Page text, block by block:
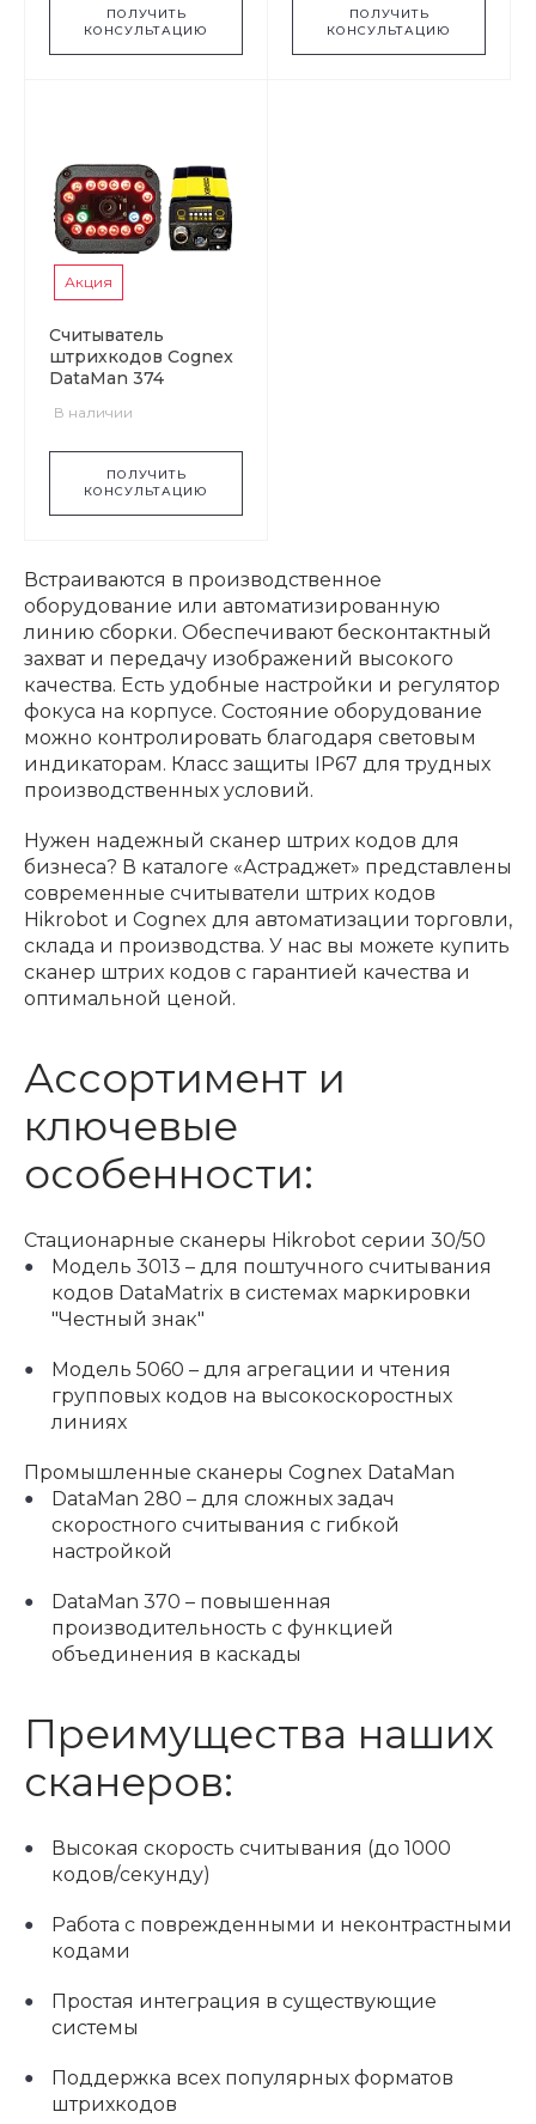
ПОЛУЧИТЬ
КОНСУЛЬТАЦИЮ
ПОЛУЧИТЬ
КОНСУЛЬТАЦИЮ
Акция
Считыватель
штрихкодов Cognex
DataMan 374
В наличии
ПОЛУЧИТЬ
КОНСУЛЬТАЦИЮ
Встраиваются в производственное
оборудование или автоматизированную
линию сборки. Обеспечивают бесконтактный
захват и передачу изображений высокого
качества. Есть удобные настройки и регулятор
фокуса на корпусе. Состояние оборудование
можно контролировать благодаря световым
индикаторам. Класс защиты IP67 для трудных
производственных условий.
Нужен надежный сканер штрих кодов для
бизнеса? В каталоге «Астраджет» представлены
современные считыватели штрих кодов
Hikrobot и Cognex для автоматизации торговли,
склада и производства. У нас вы можете купить
сканер штрих кодов с гарантией качества и
оптимальной ценой.
Ассортимент и
ключевые
особенности:
Стационарные сканеры Hikrobot серии 30/50
Модель 3013 – для поштучного считывания
кодов DataMatrix в системах маркировки
"Честный знак"
Модель 5060 – для агрегации и чтения
групповых кодов на высокоскоростных
линиях
Промышленные сканеры Cognex DataMan
DataMan 280 – для сложных задач
скоростного считывания с гибкой
настройкой
DataMan 370 – повышенная
производительность с функцией
объединения в каскады
Преимущества наших
сканеров:
Высокая скорость считывания (до 1000
кодов/секунду)
Работа с поврежденными и неконтрастными
кодами
Простая интеграция в существующие
системы
Поддержка всех популярных форматов
штрихкодов